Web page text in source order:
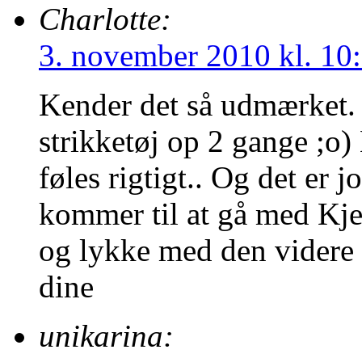
Charlotte:
3. november 2010 kl.
Kender det så
strikketøj op 2 gange
føles rigtigt.. Og det er
kommer til at gå med
og lykke med den
dine
unikarina: